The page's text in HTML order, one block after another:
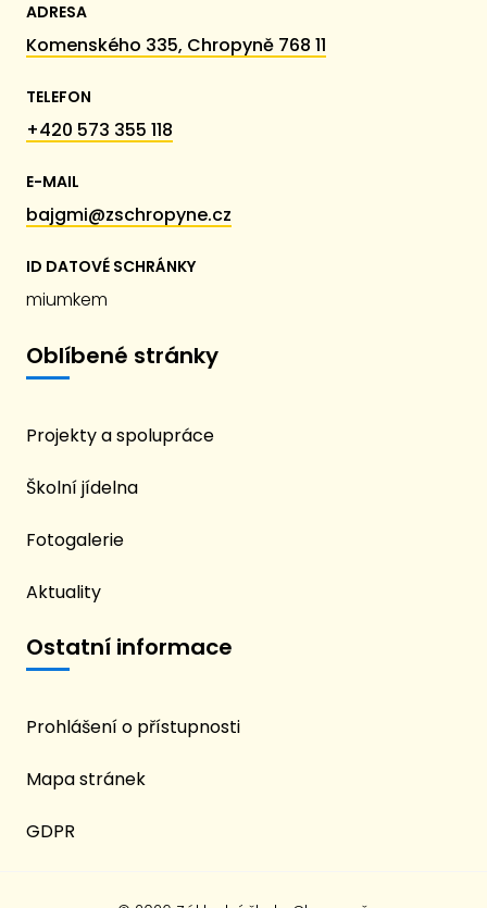
ADRESA
Komenského 335, Chropyně 768 11
TELEFON
+420 573 355 118
E-MAIL
bajgmi@zschropyne.cz
ID DATOVÉ SCHRÁNKY
miumkem
Oblíbené stránky
Projekty a spolupráce
Školní jídelna
Fotogalerie
Aktuality
Ostatní informace
Prohlášení o přístupnosti
Mapa stránek
GDPR